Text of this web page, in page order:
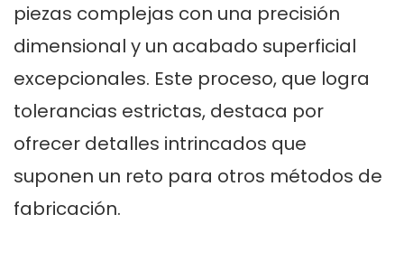
piezas complejas con una precisión
dimensional y un acabado superficial
excepcionales. Este proceso, que logra
tolerancias estrictas, destaca por
ofrecer detalles intrincados que
suponen un reto para otros métodos de
fabricación.